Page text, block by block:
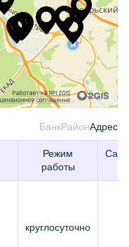
БанкРайонАдрес
Режим
работы
круглосуточно